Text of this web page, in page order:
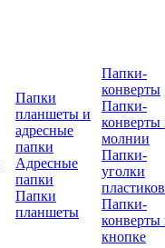
Папки
планшеты и
адресные
папки
Адресные
папки
Папки
планшеты
Папки-
конверты
Папки-
конверты
молнии
Папки-
уголки
Папки-
конверты
кнопке